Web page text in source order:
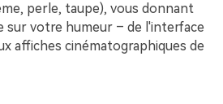
perle, taupe), vous donnant
sur votre humeur – de l'interface
affiches cinématographiques de